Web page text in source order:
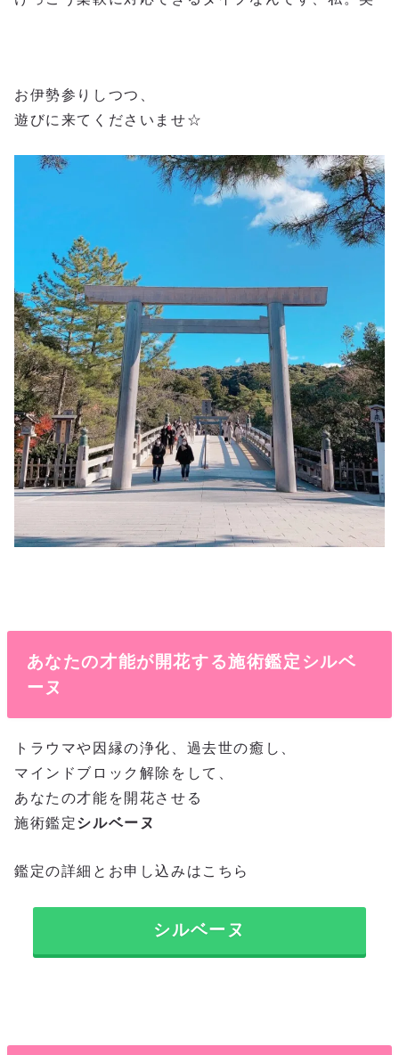
お伊勢参りしつつ、
遊びに来てくださいませ☆
あなたの才能が開花する施術鑑定シルベ
ーヌ
トラウマや因縁の浄化、過去世の癒し、
マインドブロック解除をして、
あなたの才能を開花させる
施術鑑定シルベーヌ
鑑定の詳細とお申し込みはこちら
シルベーヌ